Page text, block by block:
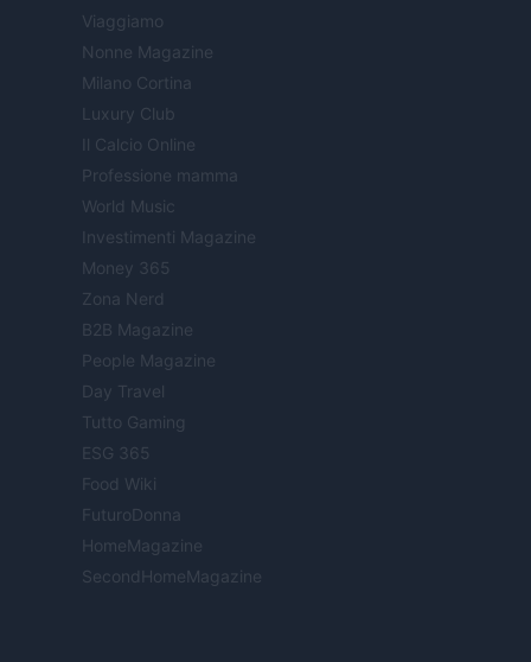
Viaggiamo
Nonne Magazine
Milano Cortina
Luxury Club
Il Calcio Online
Professione mamma
World Music
Investimenti Magazine
Money 365
Zona Nerd
B2B Magazine
People Magazine
Day Travel
Tutto Gaming
ESG 365
Food Wiki
FuturoDonna
HomeMagazine
SecondHomeMagazine